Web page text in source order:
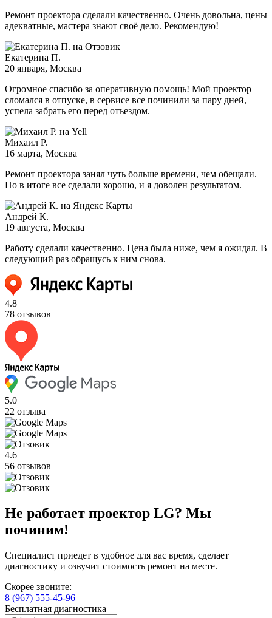
Ремонт проектора сделали качественно. Очень довольна, цены
адекватные, мастера знают своё дело. Рекомендую!
Екатерина П.
20 января, Москва
Огромное спасибо за оперативную помощь! Мой проектор
сломался в отпуске, в сервисе все починили за пару дней,
успела забрать его перед отъездом.
Михаил Р.
16 марта, Москва
Ремонт проектора занял чуть больше времени, чем обещали.
Но в итоге все сделали хорошо, и я доволен результатом.
Андрей К.
19 августа, Москва
Работу сделали качественно. Цена была ниже, чем я ожидал. В
следующий раз обращусь к ним снова.
4.8
78 отзывов
5.0
22 отзыва
4.6
56 отзывов
Не работает проектор LG? Мы
починим!
Специалист приедет в удобное для вас время, сделает
диагностику и озвучит стоимость ремонт на месте.
Скорее звоните:
8 (967) 555-45-96
Бесплатная диагностика